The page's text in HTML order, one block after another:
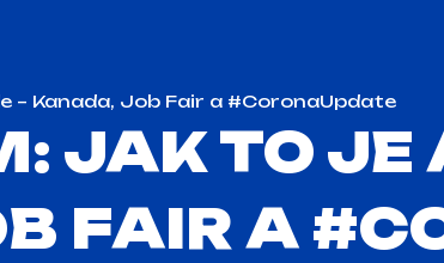
– Kanada, Job Fair a #CoronaUpdate
JAK TO JE
FAIR A